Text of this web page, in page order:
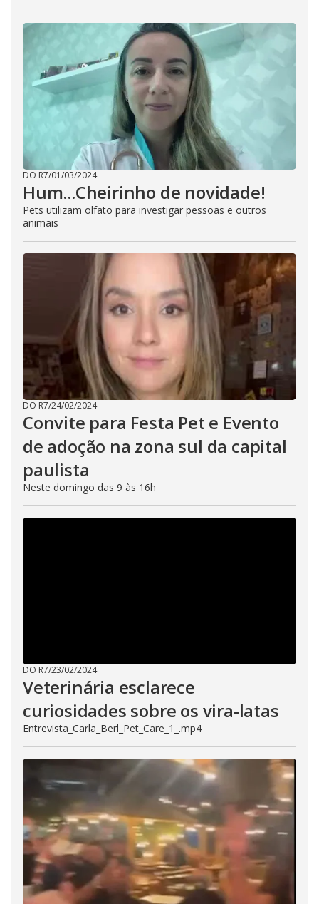
DO R7/01/03/2024
Hum...Cheirinho de novidade!
Pets utilizam olfato para investigar pessoas e outros
animais
DO R7/24/02/2024
Convite para Festa Pet e Evento
de adoção na zona sul da capital
paulista
Neste domingo das 9 às 16h
DO R7/23/02/2024
Veterinária esclarece
curiosidades sobre os vira-latas
Entrevista_Carla_Berl_Pet_Care_1_.mp4